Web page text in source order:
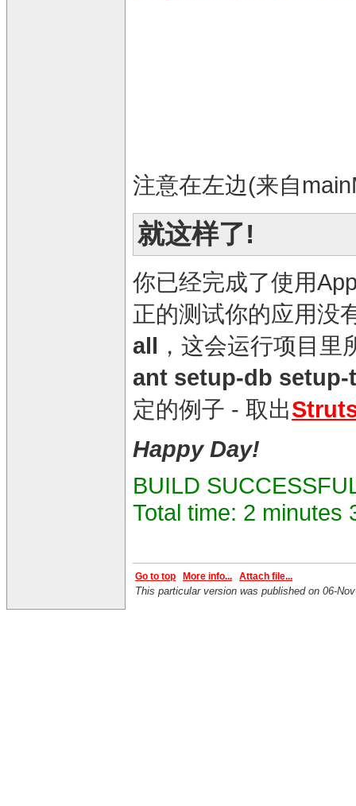
注意在左边(来自
就这样了!
你已经完成了使用
正的测试你的应用没
all ，这会运行项目
ant setup-db
定的例子 - 取出
Happy Day!
BUILD
Total time: 2 minutes
Go to top More info... Attach file...
This particular version was published on 06-